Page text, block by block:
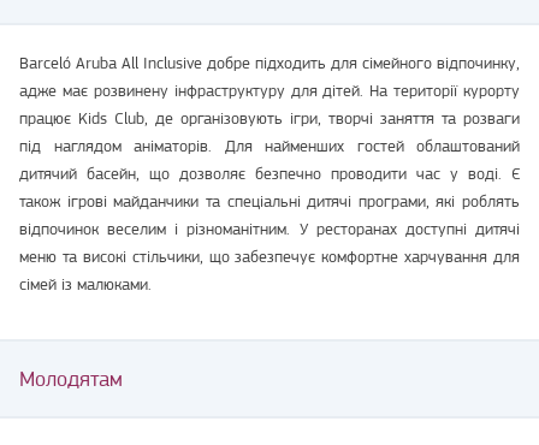
Barceló Aruba All Inclusive добре підходить для сімейного відпочинку,
адже має розвинену інфраструктуру для дітей. На території курорту
працює Kids Club, де організовують ігри, творчі заняття та розваги
під наглядом аніматорів. Для найменших гостей облаштований
дитячий басейн, що дозволяє безпечно проводити час у воді. Є
також ігрові майданчики та спеціальні дитячі програми, які роблять
відпочинок веселим і різноманітним. У ресторанах доступні дитячі
меню та високі стільчики, що забезпечує комфортне харчування для
сімей із малюками.
Молодятам